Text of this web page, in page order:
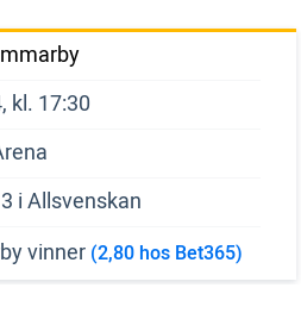
kl. 17:30
i Allsvenskan
vinner (2,80 hos Bet365)